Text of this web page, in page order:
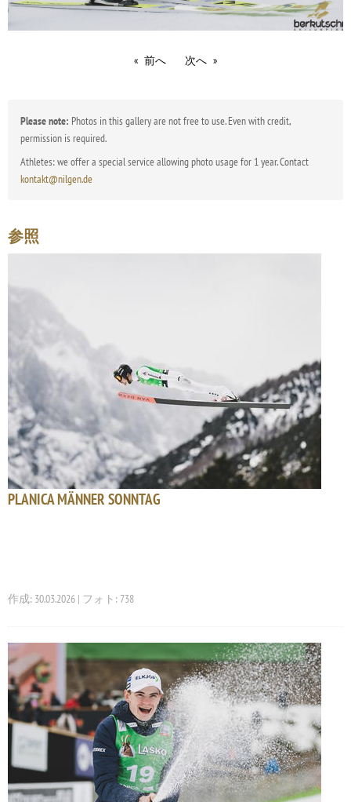
前へ 次へ
Please note: Photos in this gallery are not free to use. Even with credit,
permission is required.
Athletes: we offer a special service allowing photo usage for 1 year. Contact
kontakt@nilgen.de
参照
PLANICA MÄNNER SONNTAG
作成: 30.03.2026 | フォト: 738